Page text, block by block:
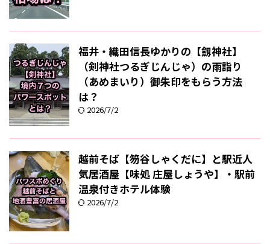
福井・織田信長ゆかりの【劔神社】
（剣神社つるぎじんじゃ）の雨詣り
（あめまいり）御朱印をもらう方法
は？
2026/7/2
越前そば【笏谷しゃくだに】と駅近人
気居酒屋【味処 庄屋しょうや】・駅前
温泉付きホテル体験
2026/7/2